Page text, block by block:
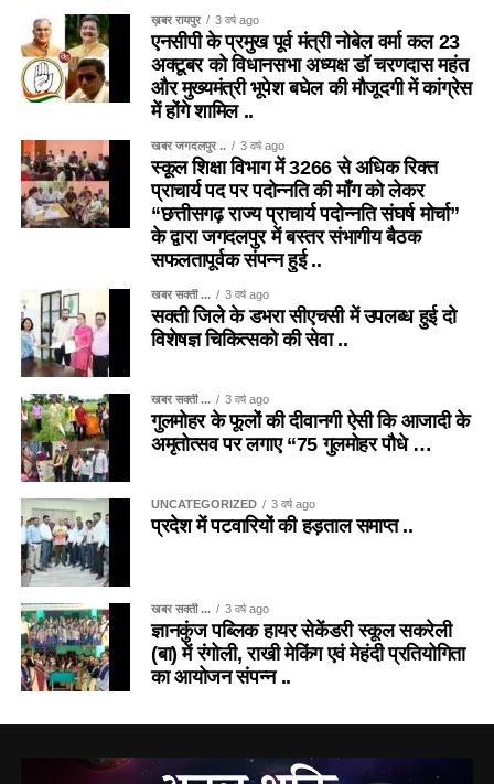
ख़बर रायपुर 3 वर्ष ago
एनसीपी के प्रमुख पूर्व मंत्री नोबेल वर्मा कल 23
अक्टूबर को विधानसभा अध्यक्ष डॉ चरणदास महंत
और मुख्यमंत्री भूपेश बघेल की मौजूदगी में कांग्रेस
में होंगे शामिल ..
खबर जगदलपुर .. 3 वर्ष ago
स्कूल शिक्षा विभाग में 3266 से अधिक रिक्त
प्राचार्य पद पर पदोन्नति की माँग को लेकर
“छत्तीसगढ़ राज्य प्राचार्य पदोन्नति संघर्ष मोर्चा”
के द्वारा जगदलपुर में बस्तर संभागीय बैठक
सफलतापूर्वक संपन्न हुई ..
खबर सक्ती ... 3 वर्ष ago
सक्ती जिले के डभरा सीएचसी में उपलब्ध हुई दो
विशेषज्ञ चिकित्सको की सेवा ..
खबर सक्ती ... 3 वर्ष ago
गुलमोहर के फूलों की दीवानगी ऐसी कि आजादी के
अमृतोत्सव पर लगाए “75 गुलमोहर पौधे …
UNCATEGORIZED 3 वर्ष ago
प्रदेश में पटवारियों की हड़ताल समाप्त ..
खबर सक्ती ... 3 वर्ष ago
ज्ञानकुंज पब्लिक हायर सेकेंडरी स्कूल सकरेली
(बा) में रंगोली, राखी मेकिंग एवं मेहंदी प्रतियोगिता
का आयोजन संपन्न ..